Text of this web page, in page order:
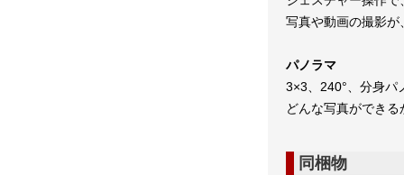
写真や動画の撮影
パノラマ
3×3、240°、分身パ
どんな写真ができ
同梱物